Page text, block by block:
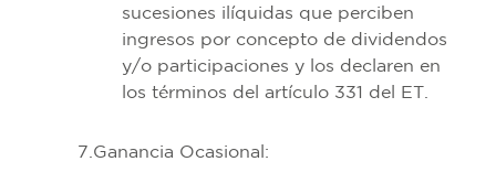
sucesiones ilíquidas que perciben
ingresos por concepto de dividendos
y/o participaciones y los declaren en
los términos del artículo 331 del ET.
7.Ganancia Ocasional: